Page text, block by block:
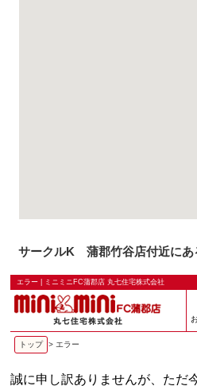
サークルK 蒲郡竹谷店付近にあ